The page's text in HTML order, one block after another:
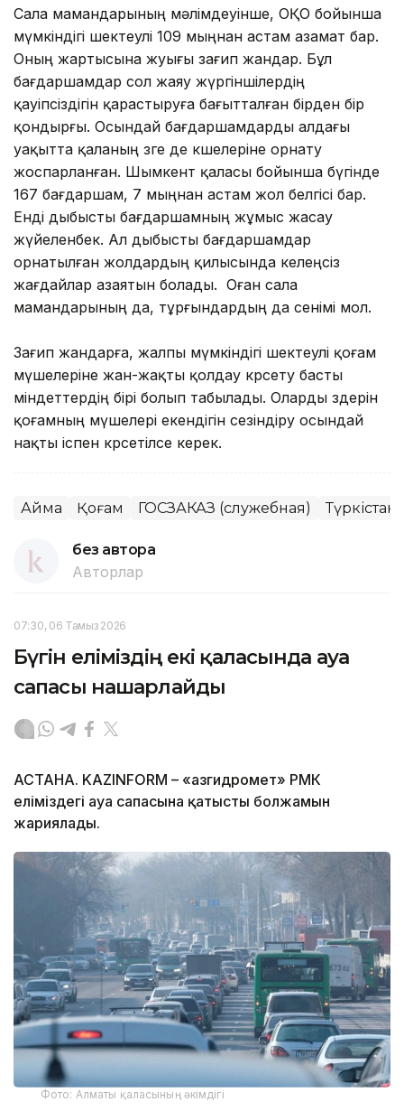
Сала мамандарының мәлімдеуінше, ОҚО бойынша
мүмкіндігі шектеулі 109 мыңнан астам азамат бар.
Оның жартысына жуығы зағип жандар. Бұл
бағдаршамдар сол жаяу жүргіншілердің
қауіпсіздігін қарастыруға бағытталған бірден бір
қондырғы. Осындай бағдаршамдарды алдағы
уақытта қаланың өзге де көшелеріне орнату
жоспарланған. Шымкент қаласы бойынша бүгінде
167 бағдаршам, 7 мыңнан астам жол белгісі бар.
Енді дыбысты бағдаршамның жұмыс жасау
жүйеленбек. Ал дыбысты бағдаршамдар
орнатылған жолдардың қилысында келеңсіз
жағдайлар азаятын болады. Оған сала
мамандарының да, тұрғындардың да сенімі мол.
Зағип жандарға, жалпы мүмкіндігі шектеулі қоғам
мүшелеріне жан-жақты қолдау көрсету басты
міндеттердің бірі болып табылады. Оларды өздерін
қоғамның мүшелері екендігін сезіндіру осындай
нақты іспен көрсетілсе керек.
Аймақ Қоғам ГОСЗАКАЗ (служебная)
без автора
Авторлар
07:30, 06 Тамыз 2026
Бүгін еліміздің екі қаласында ауа
сапасы нашарлайды
АСТАНА. KAZINFORM – «Қазгидромет» РМК
еліміздегі ауа сапасына қатысты болжамын
жариялады.
Фото: Алматы қаласының әкімдігі